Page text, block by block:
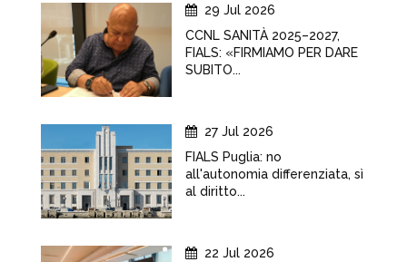
29 Jul 2026
CCNL SANITÀ 2025–2027,
FIALS: «FIRMIAMO PER DARE
SUBITO...
27 Jul 2026
FIALS Puglia: no
all'autonomia differenziata, sì
al diritto...
22 Jul 2026